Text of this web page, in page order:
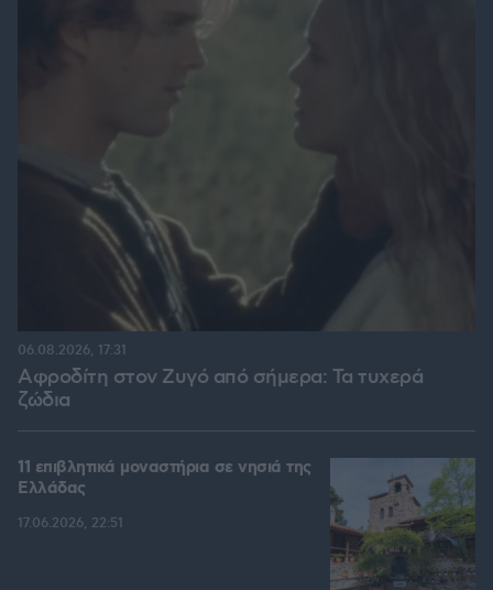
Αφροδίτη στον Ζυγό από σήμερα: Τα τυχερά
ζώδια
06.08.2026, 17:31
11 επιβλητικά μοναστήρια σε νησιά της
Ελλάδας
17.06.2026, 22:51